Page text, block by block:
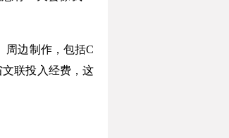
边制作，包括C
联投入经费，这